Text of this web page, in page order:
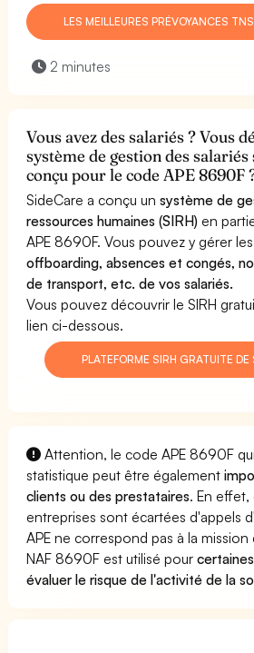
LES MEILLEURES PRÉVOYANCES TNS
2 minutes
Vous avez des salariés ? Vous
système de gestion des
conçu pour le code APE 8690F
SideCare a conçu unsystème de
ressources humaines (SIRH) en
APE 8690F. Vous pouvez y gérer
offboarding, absences et congés,
de transport, etc. de vos salariés.
Vous pouvez découvrir le SIRH
lien ci-dessous.
PLATEFORME SIRH GRATUITE DE
Attention, le code APE 8690F
statistique peut être également
clients ou des prestataires. En effet,
entreprises sont écartées d'appels
APE ne correspond pas à la
NAF 8690F est utilisé pour
évaluer le risque de l'activité de la